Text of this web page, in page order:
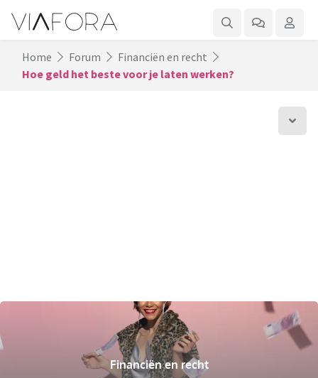
Home Forum
Financiën en recht
Hoe geld het beste voor je laten werken?
Financiën en recht